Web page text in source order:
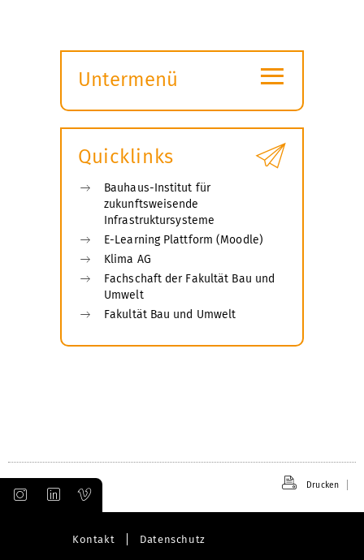
Untermenü
öffnen
≡
Quicklinks
Bauhaus-Institut für
zukunftsweisende
Infrastruktursysteme
E-Learning Plattform (Moodle)
Klima AG
Fachschaft der Fakultät Bau und
Umwelt
Fakultät Bau und Umwelt
Drucken
Kontakt Datenschutz